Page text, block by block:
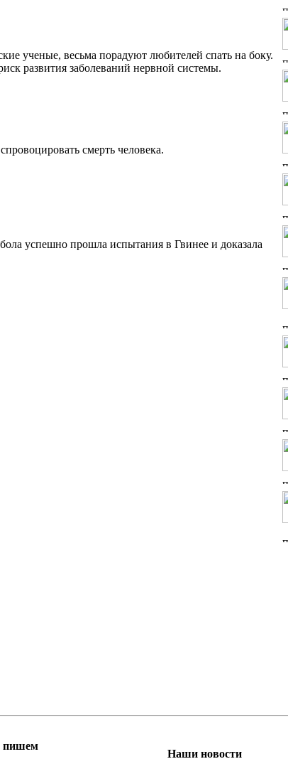
ученые, весьма порадуют любителей спать на боку.
развития заболеваний нервной системы.
смерть человека.
успешно прошла испытания в Гвинее и доказала
пишем
Наши новости